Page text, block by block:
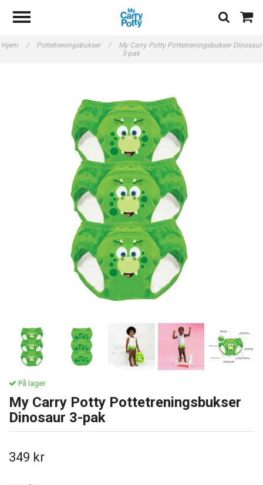
Hjem / Pottetreningsbukser /
My Carry Potty Pottetreningsbukser Dinosaur
3-pak
På lager
My Carry Potty Pottetreningsbukser
Dinosaur 3-pak
349 kr